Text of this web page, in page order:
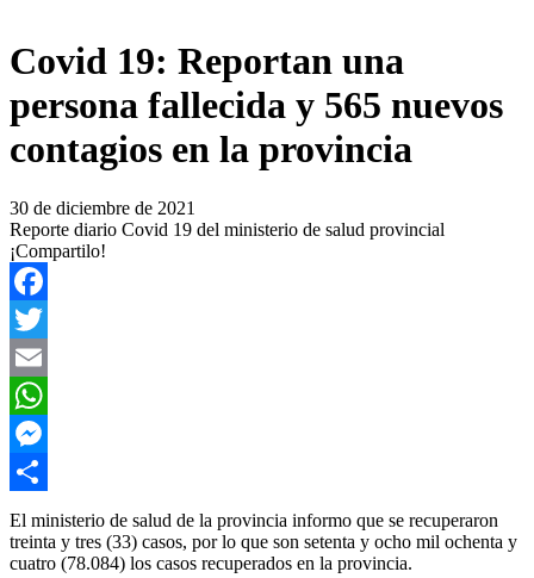
Covid 19: Reportan una
persona fallecida y 565 nuevos
contagios en la provincia
30 de diciembre de 2021
Reporte diario Covid 19 del ministerio de salud provincial
¡Compartilo!
Facebook
Twitter
Email
WhatsApp
Messenger
Compartir
El ministerio de salud de la provincia informo que se recuperaron
treinta y tres (33) casos, por lo que son setenta y ocho mil ochenta y
cuatro (78.084) los casos recuperados en la provincia.